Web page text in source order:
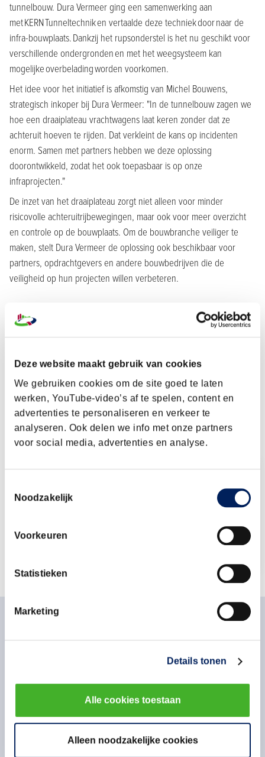
Deze website maakt gebruik van cookies
We gebruiken cookies om de site goed te laten
werken, YouTube-video’s af te spelen, content en
advertenties te personaliseren en verkeer te
analyseren. Ook delen we info met onze partners
voor social media, advertenties en analyse.
Noodzakelijk
Voorkeuren
Statistieken
Marketing
Details tonen
Alle cookies toestaan
Alleen noodzakelijke cookies
tunnelbouw. Dura Vermeer ging een samenwerking aan
met KERN Tunneltechnik en vertaalde deze techniek door naar de
infra-bouwplaats. Dankzij het rupsonderstel is het nu geschikt voor
verschillende ondergronden en met het weegsysteem kan
mogelijke overbelading worden voorkomen.
Het idee voor het initiatief is afkomstig van Michel Bouwens,
strategisch inkoper bij Dura Vermeer: "In de tunnelbouw zagen we
hoe een draaiplateau vrachtwagens laat keren zonder dat ze
achteruit hoeven te rijden. Dat verkleint de kans op incidenten
enorm. Samen met partners hebben we deze oplossing
doorontwikkeld, zodat het ook toepasbaar is op onze
infraprojecten."
De inzet van het draaiplateau zorgt niet alleen voor minder
risicovolle achteruitrijbewegingen, maar ook voor meer overzicht
en controle op de bouwplaats. Om de bouwbranche veiliger te
maken, stelt Dura Vermeer de oplossing ook beschikbaar voor
partners, opdrachtgevers en andere bouwbedrijven die de
veiligheid op hun projecten willen verbeteren.
Symposium aanrijdreductie
Dura Vermeer ontwikkelt - samen met onder andere Heijmans -
autonome beveiligingssystemen op groot rijdend materieel. Om
deze innovaties sectorbreed te versnellen, organiseren we later dit
jaar een symposium. Houd onze berichtgeving in de gaten!
Bouwend
Vrijdag 17 juli 2026
3 lessen om inhuurkrachten veiliger te
De bouwplaats zou een veilige werkplek